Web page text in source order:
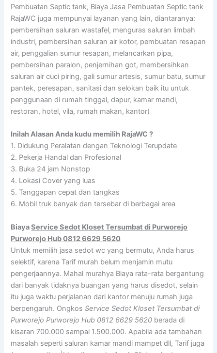
Pembuatan Septic tank, Biaya Jasa Pembuatan Septic tank
RajaWC juga mempunyai layanan yang lain, diantaranya:
pembersihan saluran wastafel, menguras saluran limbah
industri, pembersihan saluran air kotor, pembuatan resapan
air, penggalian sumur resapan, melancarkan pipa,
pembersihan paralon, penjernihan got, membersihkan
saluran air cuci piring, gali sumur artesis, sumur batu, sumur
pantek, peresapan, sanitasi dan selokan baik itu untuk
penggunaan di rumah tinggal, dapur, kamar mandi,
restoran, hotel, vila, rumah makan, kantor)
Inilah Alasan Anda kudu memilih RajaWC ?
1. Didukung Peralatan dengan Teknologi Terupdate
2. Pekerja Handal dan Profesional
3. Buka 24 jam Nonstop
4. Lokasi Cover yang luas
5. Tanggapan cepat dan tangkas
6. Mobil truk banyak dan tersebar di berbagai area
BiayaService Sedot Kloset Tersumbat di Purworejo
Purworejo Hub 0812 6629 5620
Untuk memilih jasa sedot wc yang bermutu, Anda harus
selektif, karena Tarif murah belum menjamin mutu
pengerjaannya. Mahal murahya Biaya rata-rata bergantung
dari banyak tidaknya buangan yang harus disedot, selain
itu juga waktu perjalanan dari kantor menuju rumah juga
berpengaruh. OngkosService Sedot Kloset Tersumbat di
Purworejo Purworejo Hub 0812 6629 5620 berada di
kisaran 700.000 sampai 1.500.000. Apabila ada tambahan
masalah seperti saluran kamar mandi mampet dll, Tarif juga